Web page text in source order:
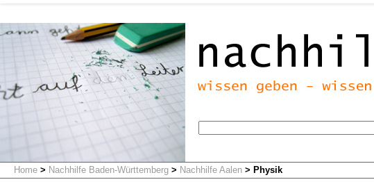
Home > Nachhilfe Baden-Württemberg > Nachhilfe Aalen > Physik